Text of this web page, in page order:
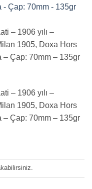
– 1906 yılı –
1905, Doxa Hors
– Çap: 70mm – 135gr
– 1906 yılı –
1905, Doxa Hors
– Çap: 70mm – 135gr